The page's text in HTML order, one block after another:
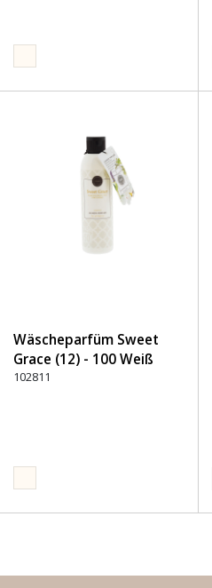
Wäscheparfüm Sweet
Grace (12) - 100 Weiß
102811